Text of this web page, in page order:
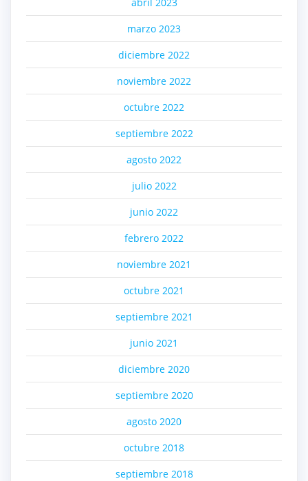
marzo 2023
diciembre 2022
noviembre 2022
octubre 2022
septiembre 2022
agosto 2022
julio 2022
junio 2022
febrero 2022
noviembre 2021
octubre 2021
septiembre 2021
junio 2021
diciembre 2020
septiembre 2020
agosto 2020
octubre 2018
septiembre 2018